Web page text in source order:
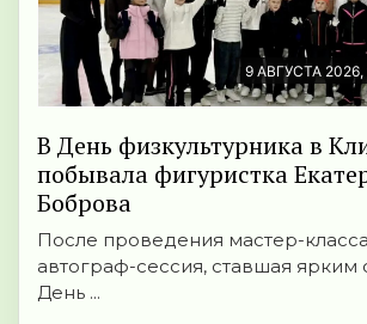
9 АВГУСТА 2026,
В День физкультурника в
побывала фигуристка
Боброва
После проведения мастер-
автограф-сессия, ставшая ярким
День ...